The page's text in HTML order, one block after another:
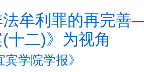
法牟利罪的再完
(十二)》为视角
宾学院学报》